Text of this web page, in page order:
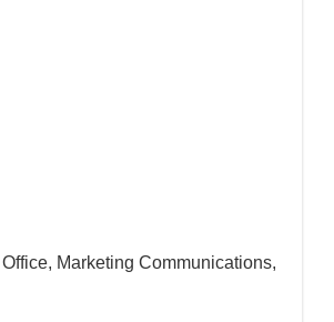
Marketing Communications,